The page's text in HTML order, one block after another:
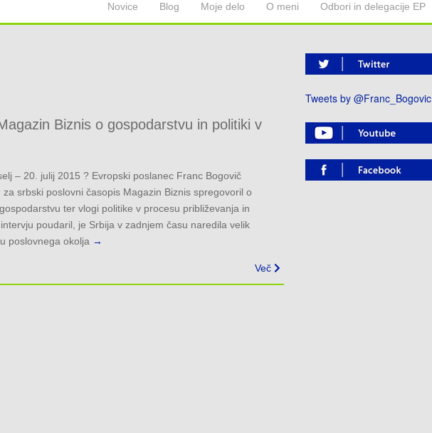
Novice Blog Moje delo O meni Odbori in delegacije EP
Biznis o gospodarstvu in politiki v
– 20. julij 2015 ? Evropski poslanec Franc Bogovič
za srbski poslovni časopis Magazin Biznis spregovoril o
ter vlogi politike v procesu približevanja in
poudaril, je Srbija v zadnjem času naredila velik
poslovnega okolja →
Več
Tweets by @Franc_Bogovic